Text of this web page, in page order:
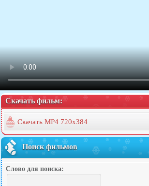
Скачать фильм:
Скачать MP4 720x384
Поиск фильмов
Слово для поиска: